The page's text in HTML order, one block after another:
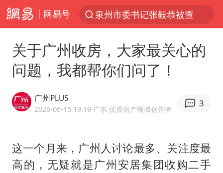
网易号
泉州市委书记张毅恭被查
中巨芯：上半年归母净利润1405.77万元
中国女篮70-67险胜尼日利亚女篮
名创优品回应女子吐槽内裤质量差
关于广州收房，大家最关心的
问题，我都帮你们问了！
广州PLUS
2026-06-15 19:19·广东·优质房产领域创作者
3
这一个月来，广州人讨论最多、关注度最
高的，无疑就是广州安居集团收购二手